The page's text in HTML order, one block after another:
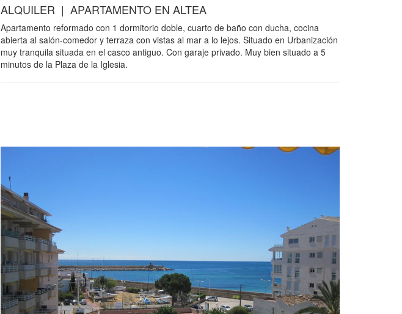
ALQUILER | APARTAMENTO EN ALTEA
Apartamento reformado con 1 dormitorio doble, cuarto de baño con ducha, cocina
abierta al salón-comedor y terraza con vistas al mar a lo lejos. Situado en Urbanización
muy tranquila situada en el casco antiguo. Con garaje privado. Muy bien situado a 5
minutos de la Plaza de la Iglesia.